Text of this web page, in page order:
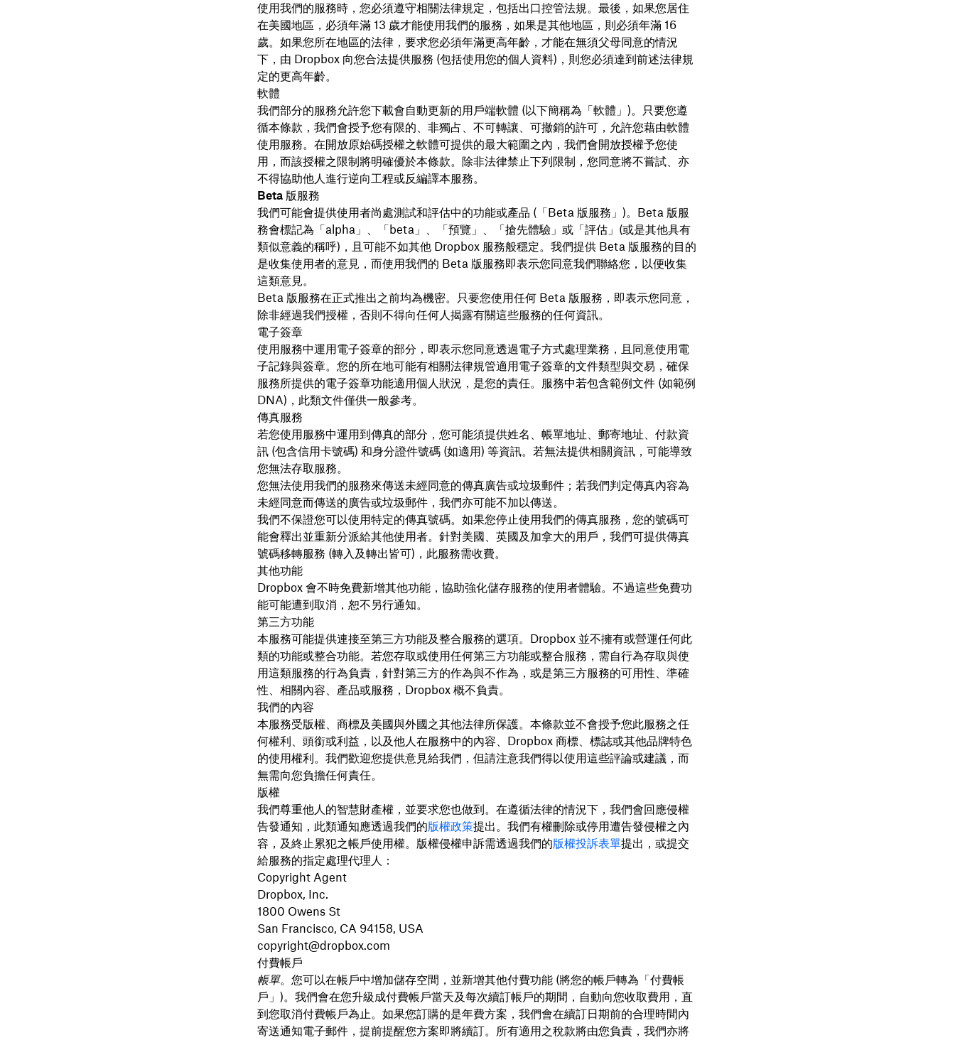
使用我們的服務時，您必須遵守相關法律規定，包括出口控管法規。最後，如果您居住
在美國地區，必須年滿 13 歲才能使用我們的服務，如果是其他地區，則必須年滿 16
歲。如果您所在地區的法律，要求您必須年滿更高年齡，才能在無須父母同意的情況
下，由 Dropbox 向您合法提供服務 (包括使用您的個人資料)，則您必須達到前述法律規
定的更高年齡。
軟體
我們部分的服務允許您下載會自動更新的用戶端軟體 (以下簡稱為「軟體 」)。只要您遵
循本條款，我們會授予您有限的、非獨占、不可轉讓、可撤銷的許可，允許您藉由軟體
使用服務。在開放原始碼授權之軟體可提供的最大範圍之內，我們會開放授權予您使
用，而該授權之限制將明確優於本條款。除非法律禁止下列限制，您同意將不嘗試、亦
不得協助他人進行逆向工程或反編譯本服務。
Beta 版服務
我們可能會提供使用者尚處測試和評估中的功能或產品 (「Beta 版服務」)。Beta 版服
務會標記為「alpha」、「beta」、「預覽」、「搶先體驗」或「評估」(或是其他具有
類似意義的稱呼)，且可能不如其他 Dropbox 服務般穩定。我們提供 Beta 版服務的目的
是收集使用者的意見，而使用我們的 Beta 版服務即表示您同意我們聯絡您，以便收集
這類意見。
Beta 版服務在正式推出之前均為機密。只要您使用任何 Beta 版服務，即表示您同意，
除非經過我們授權，否則不得向任何人揭露有關這些服務的任何資訊。
電子簽章
使用服務中運用電子簽章的部分，即表示您同意透過電子方式處理業務，且同意使用電
子記錄與簽章。您的所在地可能有相關法律規管適用電子簽章的文件類型與交易，確保
服務所提供的電子簽章功能適用個人狀況，是您的責任。服務中若包含範例文件 (如範例
DNA)，此類文件僅供一般參考。
傳真服務
若您使用服務中運用到傳真的部分，您可能須提供姓名、帳單地址、郵寄地址、付款資
訊 (包含信用卡號碼) 和身分證件號碼 (如適用) 等資訊。若無法提供相關資訊，可能導致
您無法存取服務。
您無法使用我們的服務來傳送未經同意的傳真廣告或垃圾郵件；若我們判定傳真內容為
未經同意而傳送的廣告或垃圾郵件，我們亦可能不加以傳送。
我們不保證您可以使用特定的傳真號碼。如果您停止使用我們的傳真服務，您的號碼可
能會釋出並重新分派給其他使用者。針對美國、英國及加拿大的用戶，我們可提供傳真
號碼移轉服務 (轉入及轉出皆可)，此服務需收費。
其他功能
Dropbox 會不時免費新增其他功能，協助強化儲存服務的使用者體驗。不過這些免費功
能可能遭到取消，恕不另行通知。
第三方功能
本服務可能提供連接至第三方功能及整合服務的選項。Dropbox 並不擁有或營運任何此
類的功能或整合功能。若您存取或使用任何第三方功能或整合服務，需自行為存取與使
用這類服務的行為負責，針對第三方的作為與不作為，或是第三方服務的可用性、準確
性、相關內容、產品或服務，Dropbox 概不負責。
我們的內容
本服務受版權、商標及美國與外國之其他法律所保護。本條款並不會授予您此服務之任
何權利、頭銜或利益，以及他人在服務中的內容、Dropbox 商標、標誌或其他品牌特色
的使用權利。我們歡迎您提供意見給我們，但請注意我們得以使用這些評論或建議，而
無需向您負擔任何責任。
版權
我們尊重他人的智慧財產權，並要求您也做到。在遵循法律的情況下，我們會回應侵權
告發通知，此類通知應透過我們的版權政策提出。我們有權刪除或停用遭告發侵權之內
容，及終止累犯之帳戶使用權。版權侵權申訴需透過我們的版權投訴表單提出，或提交
給服務的指定處理代理人：
Copyright Agent
Dropbox, Inc.
1800 Owens St
San Francisco, CA 94158, USA
copyright@dropbox.com
付費帳戶
帳單。您可以在帳戶中增加儲存空間，並新增其他付費功能 (將您的帳戶轉為「付費帳
戶」)。我們會在您升級成付費帳戶當天及每次續訂帳戶的期間，自動向您收取費用，直
到您取消付費帳戶為止。如果您訂購的是年費方案，我們會在續訂日期前的合理時間內
寄送通知電子郵件，提前提醒您方案即將續訂。所有適用之稅款將由您負責，我們亦將